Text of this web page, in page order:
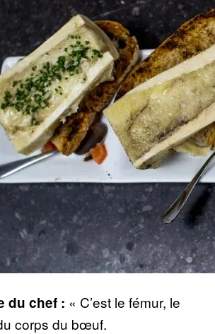
du chef : « C’est le fémur, le
corps du bœuf.